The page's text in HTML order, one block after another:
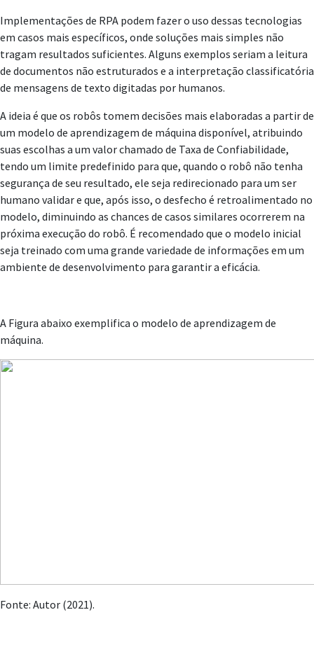
Implementações de RPA podem fazer o uso dessas tecnologias
em casos mais específicos, onde soluções mais simples não
tragam resultados suficientes. Alguns exemplos seriam a leitura
de documentos não estruturados e a interpretação classificatória
de mensagens de texto digitadas por humanos.
A ideia é que os robôs tomem decisões mais elaboradas a partir de
um modelo de aprendizagem de máquina disponível, atribuindo
suas escolhas a um valor chamado de Taxa de Confiabilidade,
tendo um limite predefinido para que, quando o robô não tenha
segurança de seu resultado, ele seja redirecionado para um ser
humano validar e que, após isso, o desfecho é retroalimentado no
modelo, diminuindo as chances de casos similares ocorrerem na
próxima execução do robô. É recomendado que o modelo inicial
seja treinado com uma grande variedade de informações em um
ambiente de desenvolvimento para garantir a eficácia.
A Figura abaixo exemplifica o modelo de aprendizagem de
máquina.
Fonte: Autor (2021).